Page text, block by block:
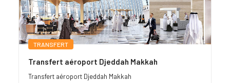
TRANSFERT
Transfert aéroport Djeddah Makkah
Transfert aéroport Djeddah Makkah